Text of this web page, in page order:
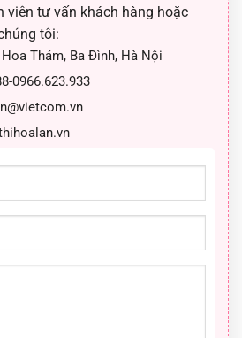
viên tư vấn khách hàng hoặc
tôi:
Thám, Ba Đình, Hà Nội
0966.623.933